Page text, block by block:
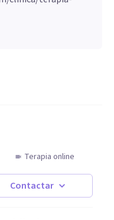
Terapia online
Contactar